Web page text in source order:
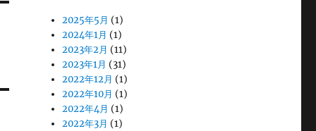
2025年5月 (1)
2024年1月 (1)
2023年2月 (11)
2023年1月 (31)
2022年12月 (1)
2022年10月 (1)
2022年4月 (1)
2022年3月 (1)